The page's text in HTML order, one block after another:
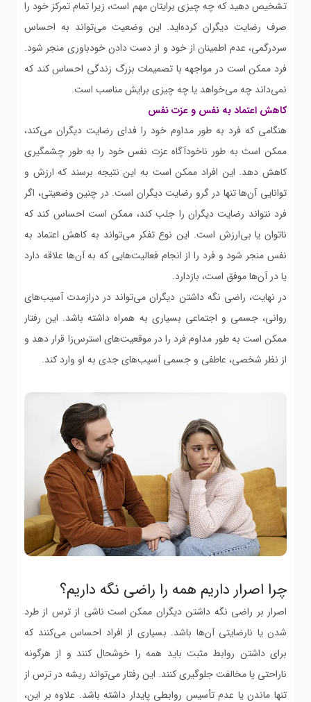
تشخیص دهید که چه چیزی برایتان مهم است، زیرا تمام تمرکز خود را
صرف رضایت دیگران کرده‌اید. این وضعیت می‌تواند به احساس
سردرگمی، عدم اطمینان از خود و از دست دادن خودباوری منجر شود.
فرد ممکن است در مواجهه با تصمیمات بزرگ زندگی احساس کند که
نمی‌داند چه می‌خواهد یا چه چیزی برایش مناسب است.
کاهش اعتماد به نفس و عزت نفس
هنگامی که فرد به طور مداوم خود را فدای رضایت دیگران می‌کند،
ممکن است به طور ناخودآگاه عزت نفس خود را به طور چشمگیری
کاهش دهد. این افراد ممکن است به این نتیجه برسند که ارزش و
توانایی آن‌ها تنها در گرو رضایت دیگران است. در چنین وضعیتی، اگر
فرد نتواند رضایت دیگران را جلب کند، ممکن است احساس کند که
ناتوان یا بی‌ارزش است. این نوع تفکر می‌تواند به کاهش اعتماد به
نفس منجر شود و فرد را از انجام فعالیت‌هایی که به آن‌ها علاقه دارد
یا در آن‌ها موفق است، بازدارد.
در نهایت، راضی نگه داشتن دیگران می‌تواند در درازمدت آسیب‌های
روانی، جسمی و اجتماعی بسیاری به همراه داشته باشد. این رفتار
ممکن است به طور مداوم فرد را در موقعیت‌های استرس‌زا قرار دهد و
از نظر شخصی، عاطفی و جسمی آسیب‌های جدی به او وارد کند.
چرا اصرار داریم همه را راضی نگه داریم؟
اصرار بر راضی نگه داشتن دیگران ممکن است ناشی از ترس از طرد
شدن یا نارضایتی آن‌ها باشد. بسیاری از افراد احساس می‌کنند که
برای داشتن روابط مثبت باید همه را خوشحال کنند و از هرگونه
ناراحتی یا مخالفت جلوگیری کنند. این رفتار می‌تواند ریشه در ترس از
تنها ماندن یا عدم تأسیس روابطی پایدار داشته باشد. علاوه بر این،